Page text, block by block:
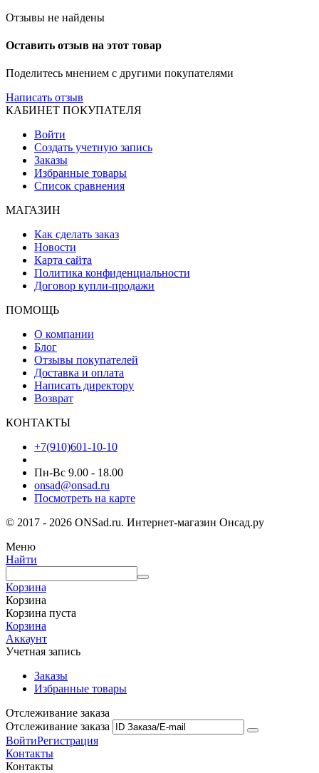
Отзывы не найдены
Оставить отзыв на этот товар
Поделитесь мнением с другими покупателями
Написать отзыв
КАБИНЕТ ПОКУПАТЕЛЯ
Войти
Создать учетную запись
Заказы
Избранные товары
Список сравнения
МАГАЗИН
Как сделать заказ
Новости
Карта сайта
Политика конфиденциальности
Договор купли-продажи
ПОМОЩЬ
О компании
Блог
Отзывы покупателей
Доставка и оплата
Написать директору
Возврат
КОНТАКТЫ
+7(910)601-10-10
Пн-Вс 9.00 - 18.00
onsad@onsad.ru
Посмотреть на карте
© 2017 - 2026 ONSad.ru. Интернет-магазин Онсад.ру
Меню
Найти
Корзина
Корзина
Корзина пуста
Корзина
Аккаунт
Учетная запись
Заказы
Избранные товары
Отслеживание заказа
Отслеживание заказа
ВойтиРегистрация
Контакты
Контакты